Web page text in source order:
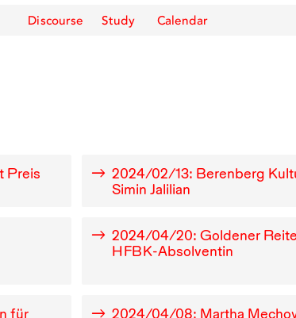
Discourse Study Calendar
Preis
2024/02/13: Berenberg
Simin Jalilian
2024/04/20: Goldener
HFBK-Absolventin
für
2024/04/08: Martha